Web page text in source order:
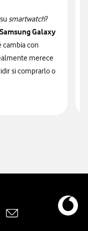
smartwatch?
Samsung Galaxy
cambia con
merece
si comprarlo o